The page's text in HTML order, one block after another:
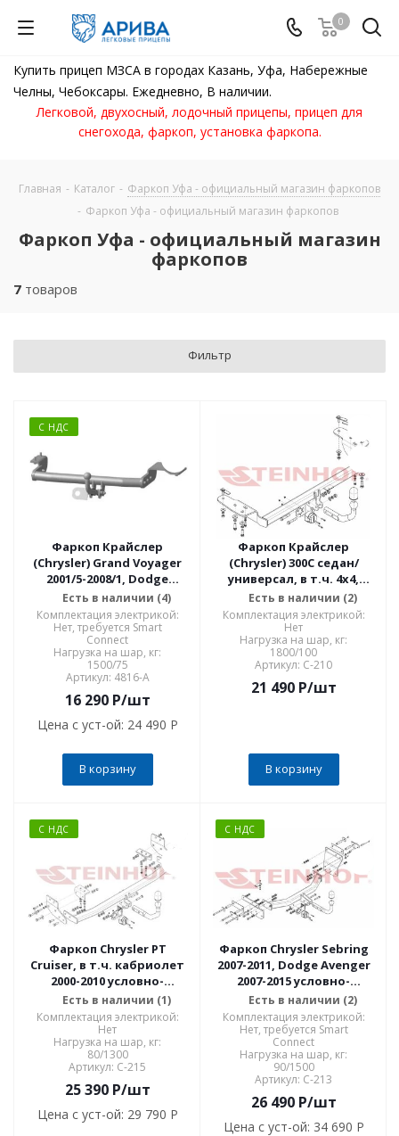
0
Купить прицеп МЗСА в городах Казань, Уфа, Набережные
Челны, Чебоксары. Ежедневно, В наличии.
Легковой, двухосный, лодочный прицепы, прицеп для
снегохода, фаркоп, установка фаркопа.
Главная - Каталог - Фаркоп Уфа - официальный магазин фаркопов
- Фаркоп Уфа - официальный магазин фаркопов
Фаркоп Уфа - официальный магазин
фаркопов
7 товаров
Фильтр
С НДС
Фаркоп Крайслер
(Chrysler) Grand Voyager
2001/5-2008/1, Dodge
Caravan 2001/5-2008/1 4816-
A
Есть в наличии (4)
Комплектация электрикой:
Нет, требуется Smart
Connect
Нагрузка на шар, кг:
1500/75
Артикул: 4816-A
16 290P/шт
Цена с уст-ой: 24 490 P
В корзину
Фаркоп Крайслер
(Chrysler) 300C седан/
универсал, в т.ч. 4x4,
кроме SRT 2004-2011 C-210
Есть в наличии (2)
Комплектация электрикой:
Нет
Нагрузка на шар, кг:
1800/100
Артикул: C-210
21 490P/шт
В корзину
С НДС
Фаркоп Chrysler PT
Cruiser, в т.ч. кабриолет
2000-2010 условно-
съемное крепление шара
C-215
Есть в наличии (1)
Комплектация электрикой:
Нет
Нагрузка на шар, кг:
80/1300
Артикул: C-215
25 390P/шт
Цена с уст-ой: 29 790 P
С НДС
Фаркоп Chrysler Sebring
2007-2011, Dodge Avenger
2007-2015 условно-
съемное крепление шара
C-213
Есть в наличии (2)
Комплектация электрикой:
Нет, требуется Smart
Connect
Нагрузка на шар, кг:
90/1500
Артикул: C-213
26 490P/шт
Цена с уст-ой: 34 690 P